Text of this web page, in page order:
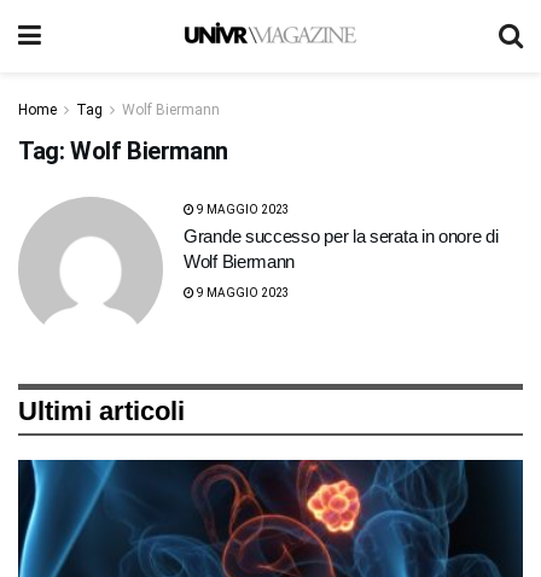
Home Tag Wolf Biermann
Tag: Wolf Biermann
9 MAGGIO 2023
Grande successo per la serata in onore di
Wolf Biermann
9 MAGGIO 2023
Ultimi articoli